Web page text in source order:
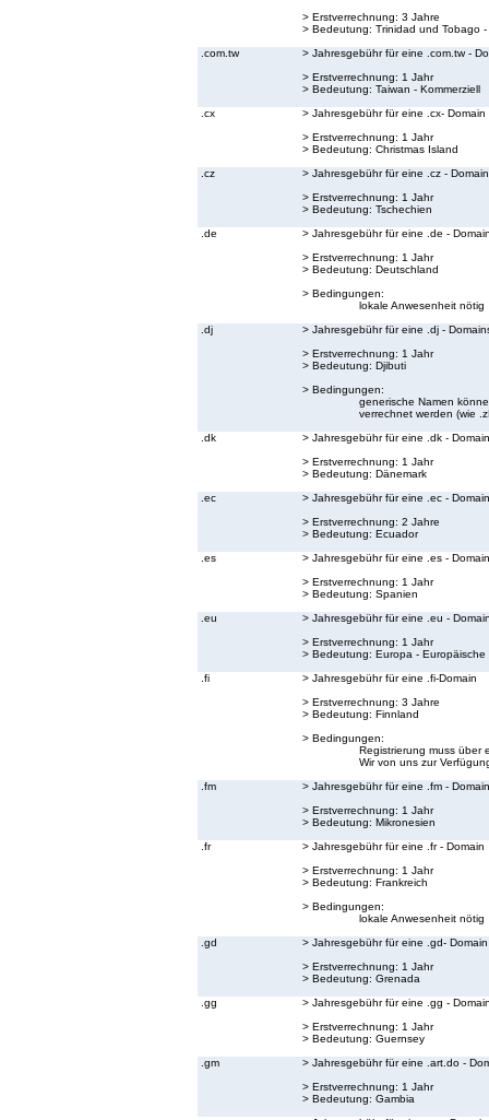
> Erstverrechnung: 3 Jahre
> Bedeutung: Trinidad und Tobago -
.com.tw
> Jahresgebühr für eine .com.tw -
> Erstverrechnung: 1 Jahr
> Bedeutung: Taiwan - Kommerziell
.cx
> Jahresgebühr für eine .cx- Domain
> Erstverrechnung: 1 Jahr
> Bedeutung: Christmas Island
.cz
> Jahresgebühr für eine .cz - Domain
> Erstverrechnung: 1 Jahr
> Bedeutung: Tschechien
.de
> Jahresgebühr für eine .de -
> Erstverrechnung: 1 Jahr
> Bedeutung: Deutschland
> Bedingungen:
lokale Anwesenheit nötig
.dj
> Jahresgebühr für eine .dj -
> Erstverrechnung: 1 Jahr
> Bedeutung: Djibuti
> Bedingungen:
generische Namen
verrechnet werden (wie
.dk
> Jahresgebühr für eine .dk - Domain
> Erstverrechnung: 1 Jahr
> Bedeutung: Dänemark
.ec
> Jahresgebühr für eine .ec - Domain
> Erstverrechnung: 2 Jahre
> Bedeutung: Ecuador
.es
> Jahresgebühr für eine .es - Domain
> Erstverrechnung: 1 Jahr
> Bedeutung: Spanien
.eu
> Jahresgebühr für eine .eu -
> Erstverrechnung: 1 Jahr
> Bedeutung: Europa - Europäische
.fi
> Jahresgebühr für eine .fi-Domain
> Erstverrechnung: 3 Jahre
> Bedeutung: Finnland
> Bedingungen:
Registrierung muss über
Wir von uns zur
.fm
> Jahresgebühr für eine .fm - Domain
> Erstverrechnung: 1 Jahr
> Bedeutung: Mikronesien
.fr
> Jahresgebühr für eine .fr - Domain
> Erstverrechnung: 1 Jahr
> Bedeutung: Frankreich
> Bedingungen:
lokale Anwesenheit nötig
.gd
> Jahresgebühr für eine .gd- Domain
> Erstverrechnung: 1 Jahr
> Bedeutung: Grenada
.gg
> Jahresgebühr für eine .gg -
> Erstverrechnung: 1 Jahr
> Bedeutung: Guernsey
.gm
> Jahresgebühr für eine .art.do -
> Erstverrechnung: 1 Jahr
> Bedeutung: Gambia